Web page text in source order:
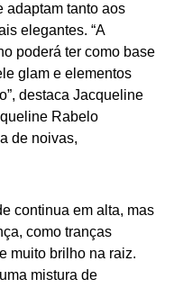
adaptam tanto aos
elegantes. “A
poderá ter como base
glam e elementos
destaca Jacqueline
Rabelo
de noivas,
continua em alta, mas
como tranças
muito brilho na raiz.
mistura de